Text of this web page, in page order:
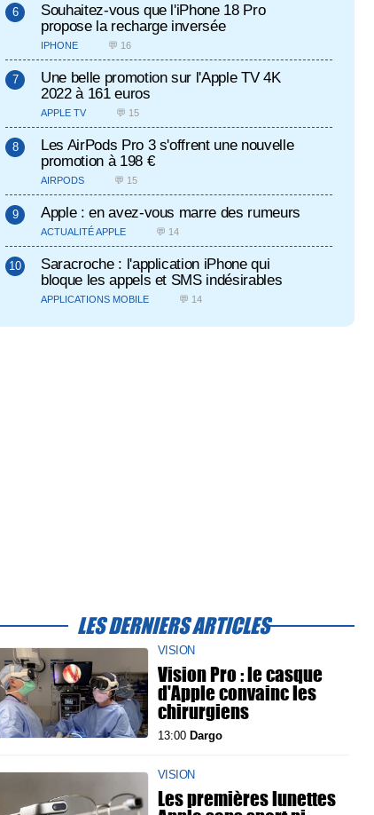
Souhaitez-vous que l'iPhone 18 Pro
propose la recharge inversée
IPHONE 💬 16
Une belle promotion sur l'Apple TV 4K
2022 à 161 euros
APPLE TV 💬 15
Les AirPods Pro 3 s'offrent une nouvelle
promotion à 198 €
AIRPODS 💬 15
Apple : en avez-vous marre des rumeurs
ACTUALITÉ APPLE 💬 14
Saracroche : l'application iPhone qui
bloque les appels et SMS indésirables
APPLICATIONS MOBILE 💬 14
LES DERNIERS ARTICLES
VISION
Vision Pro : le casque
d'Apple convainc les
chirurgiens
13:00 Dargo
VISION
Les premières lunettes